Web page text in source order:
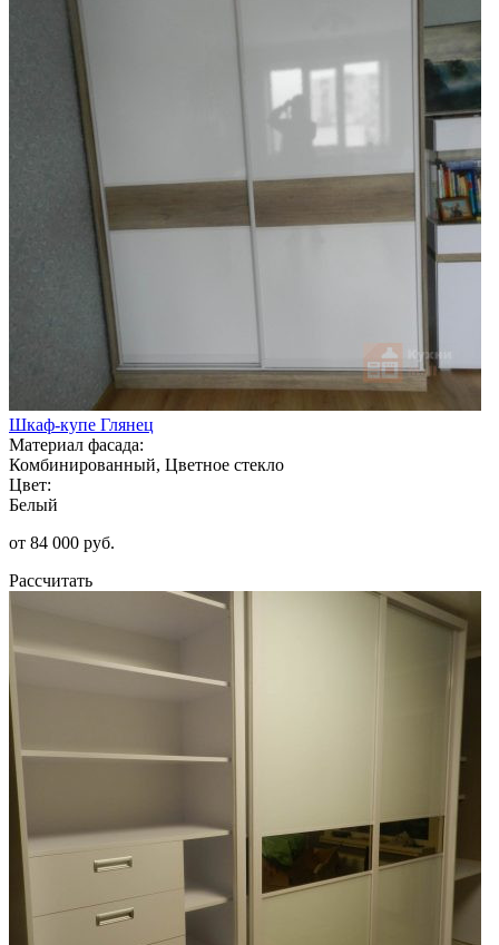
Шкаф-купе Глянец
Материал фасада:
Комбинированный, Цветное стекло
Цвет:
Белый
от 84 000 руб.
Рассчитать